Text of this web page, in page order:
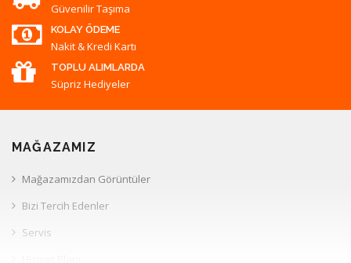
Güvenilir Taşıma
KOLAY ÖDEME
Nakit & Kredi Kartı
TOPLU ALIMLARDA
Süpriz Hediyeler
MAĞAZAMIZ
Mağazamızdan Görüntüler
Bizi Tercih Edenler
Servis